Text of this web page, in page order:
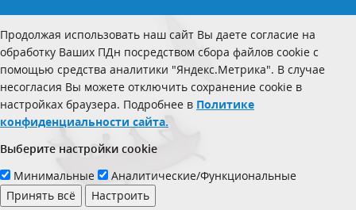
Продолжая использовать наш сайт Вы даете согласие на
обработку Ваших ПДн посредством сбора файлов cookie с
помощью средства аналитики "Яндекс.Метрика". В случае
несогласия Вы можете отключить сохранение cookie в
настройках браузера. Подробнее в Политике
конфиденциальности сайта.
Выберите настройки cookie
Минимальные
Аналитические/Функциональные
Принять всё
Настроить